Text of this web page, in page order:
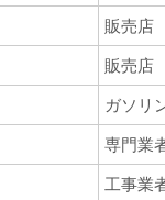
販売店
販売店
ガソリ
専門業
工事業